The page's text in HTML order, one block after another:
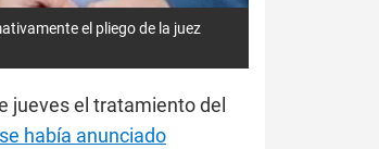
el pliego de la juez
jueves el tratamiento del
había anunciado